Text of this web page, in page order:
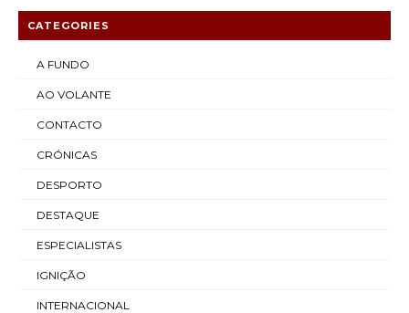
CATEGORIES
A FUNDO
AO VOLANTE
CONTACTO
CRÓNICAS
DESPORTO
DESTAQUE
ESPECIALISTAS
IGNIÇÃO
INTERNACIONAL